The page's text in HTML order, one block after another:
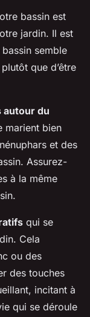
bassin est
jardin. Il est
semble
que d’être
autour du
marient bien
et des
Assurez-
à la même
qui se
Cela
ou des
des touches
incitant à
qui se déroule